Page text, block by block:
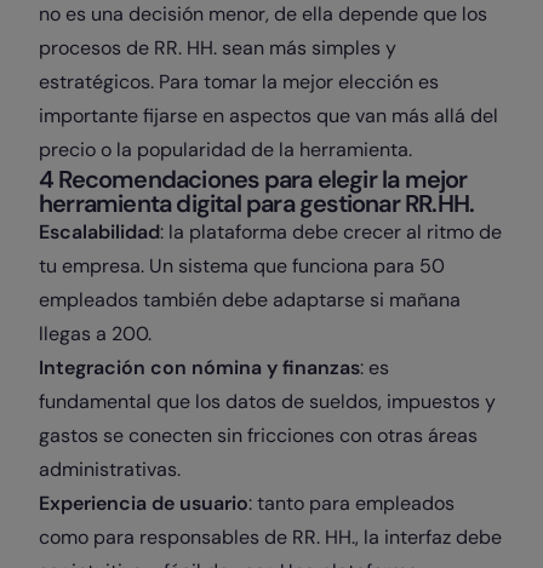
no es una decisión menor, de ella depende que los
procesos de RR. HH. sean más simples y
estratégicos. Para tomar la mejor elección es
importante fijarse en aspectos que van más allá del
precio o la popularidad de la herramienta.
4 Recomendaciones para elegir la mejor
herramienta digital para gestionar RR.HH.
Escalabilidad: la plataforma debe crecer al ritmo de
tu empresa. Un sistema que funciona para 50
empleados también debe adaptarse si mañana
llegas a 200.
Integración con nómina y finanzas: es
fundamental que los datos de sueldos, impuestos y
gastos se conecten sin fricciones con otras áreas
administrativas.
Experiencia de usuario: tanto para empleados
como para responsables de RR. HH., la interfaz debe